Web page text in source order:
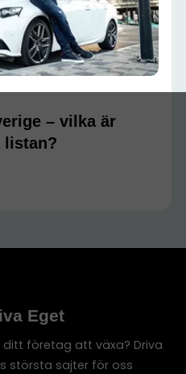
– vilka är
listan?
Eget
företag att växa? Driva
största sajter för oss